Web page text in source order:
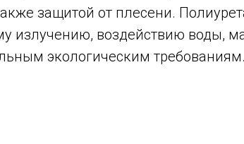
защитой от плесени.
излучению, воздействию воды,
экологическим требованиям.